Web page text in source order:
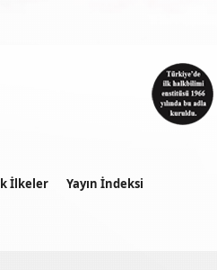
İlkeler Yayın İndeksi